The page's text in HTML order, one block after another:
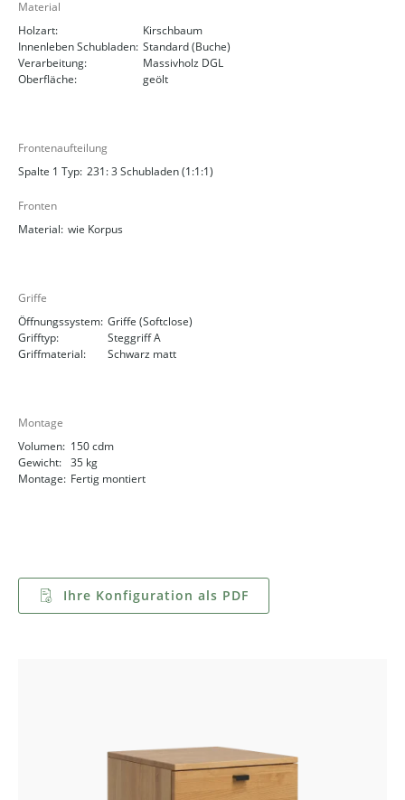
Material
Holzart:
Kirschbaum
Innenleben Schubladen: Standard (Buche)
Verarbeitung:
Massivholz DGL
Oberfläche:
geölt
Frontenaufteilung
Spalte 1 Typ: 231: 3 Schubladen (1:1:1)
Fronten
Material: wie Korpus
Griffe
Öffnungssystem: Griffe (Softclose)
Grifftyp:
Steggriff A
Griffmaterial:
Schwarz matt
Montage
Volumen: 150 cdm
Gewicht: 35 kg
Montage: Fertig montiert
Ihre Konfiguration als PDF